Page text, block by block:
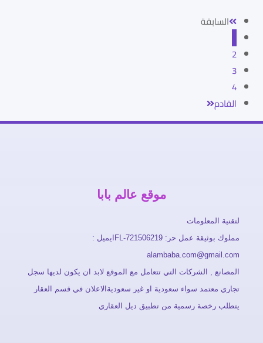
السابقة
2
3
4
القادم
موقع عالم بابا
لتقنية المعلومات
مملوك بوثيقة عمل حر: FL-721506219ايميل :
alambaba.com@gmail.com
المصانع , الشركات التي تتعامل مع الموقع لابد ان يكون لديها سجل
تجاري معتمد سواء سعودية او غير سعوديةالاعلان في قسم العقار
يتطلب رخصة رسمية من تطبيق ديل العقاري